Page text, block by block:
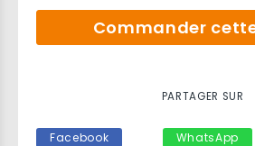
Commander
PARTAGER SUR
Facebook WhatsApp